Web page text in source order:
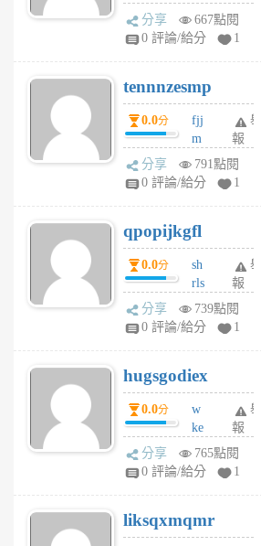
sg
sr
6
個
月
前
分享
667點閱
0 評論/給分
1
tennnzesmp
0.0分
fjj
m
w
rs
6
個
月
前
舉
報
分享
791點閱
0 評論/給分
1
qpopijkgfl
0.0分
sh
rls
k
m
6
個
月
前
舉
報
分享
739點閱
0 評論/給分
1
hugsgodiex
0.0分
w
ke
rv
pj
6
個
舉
報
分享
765點閱
0 評論/給分
1
liksqxmqmr